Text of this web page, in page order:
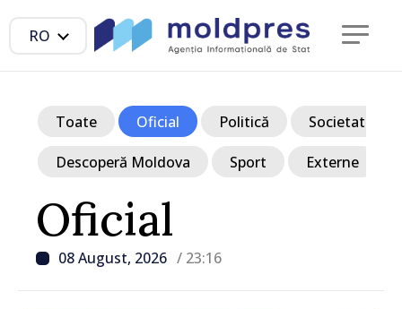
RO
Oficial
08 August, 2026 / 23:16
Toate Oficial Politică Societate
Descoperă Moldova Sport Externe